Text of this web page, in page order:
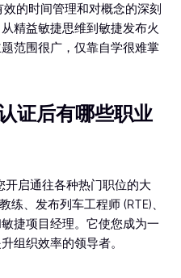
的时间管理和对概念的深刻
精益敏捷思维到敏捷发布火
范围很广，仅靠自学很难掌
证后有哪些职业
开启通往各种热门职位的大
、发布列车工程师 (RTE)、
捷项目经理。它使您成为一
组织效率的领导者。